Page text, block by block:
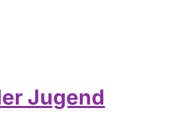
Jugend